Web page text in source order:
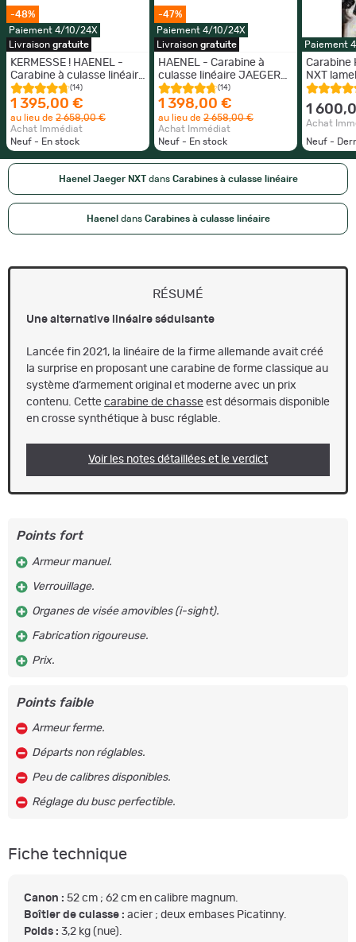
-48%
Paiement 4/10/24X
Livraison gratuite
KERMESSE ! HAENEL -
Carabine à culasse linéaire
JAEGER NXT Composite -
Cal. 30-06
(14)
1 395,00 €
au lieu de 2 658,00 €
Achat Immédiat
Neuf - En stock
-47%
Paiement 4/10/24X
Livraison gratuite
HAENEL - Carabine à
culasse linéaire JAEGER
NXT Composite - Cal. 30-
06 - PROMOTION
(14)
1 398,00 €
au lieu de 2 658,00 €
Achat Immédiat
Neuf - En stock
Paiement
Carabine
NXT
neuf
1
Achat
Neuf -
Haenel Jaeger NXT dans Carabines à culasse linéaire
Haenel dans Carabines à culasse linéaire
RÉSUMÉ
Une alternative linéaire séduisante
Lancée fin 2021, la linéaire de la firme allemande avait créé
la surprise en proposant une carabine de forme classique au
système d’armement original et moderne avec un prix
contenu. Cette carabine de chasse est désormais disponible
en crosse synthétique à busc réglable.
Voir les notes détaillées et le verdict
Points fort
Armeur manuel.
Verrouillage.
Organes de visée amovibles (i-sight).
Fabrication rigoureuse.
Prix.
Points faible
Armeur ferme.
Départs non réglables.
Peu de calibres disponibles.
Réglage du busc perfectible.
Fiche technique
Canon : 52 cm ; 62 cm en calibre magnum.
Boîtier de culasse : acier ; deux embases Picatinny.
Poids : 3,2 kg (nue).